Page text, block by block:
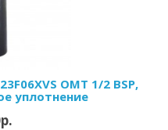
OMT 1/2 BSP,
уплотнение